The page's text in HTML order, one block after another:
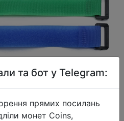
та бот у Telegram:
прямих посилань
монет Coins,